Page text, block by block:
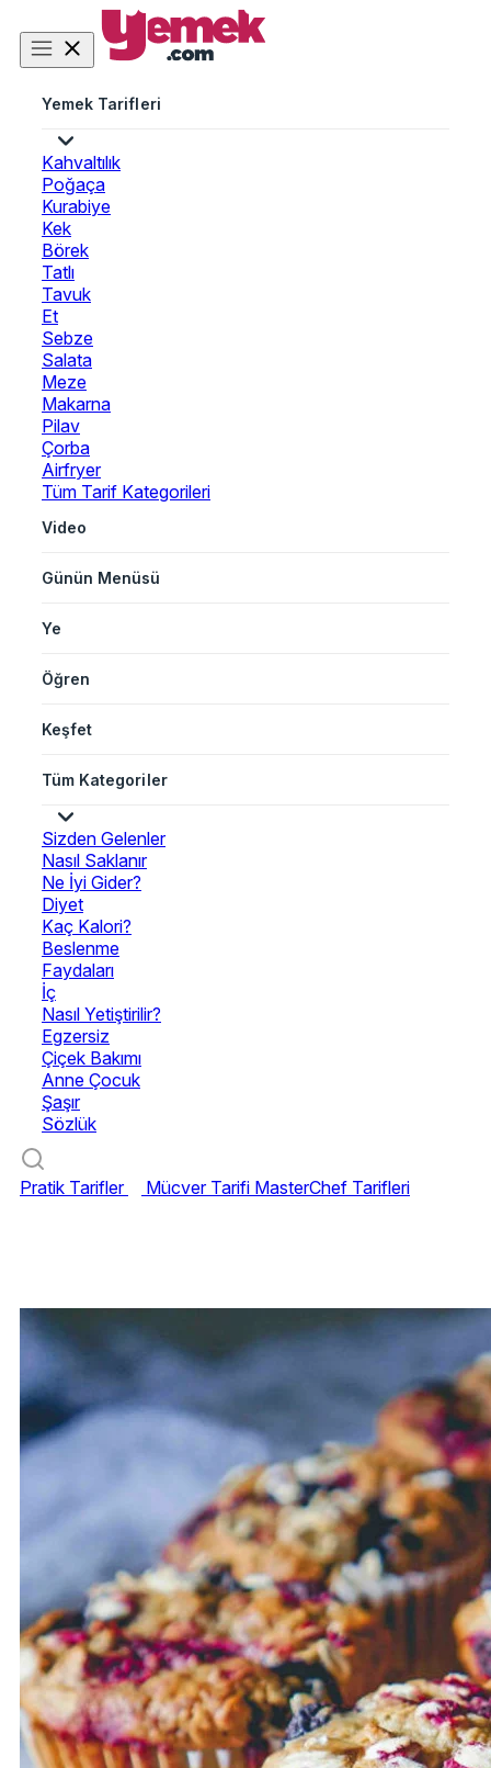
Yemek Tarifleri
Kahvaltılık
Poğaça
Kurabiye
Kek
Börek
Tatlı
Tavuk
Et
Sebze
Salata
Meze
Makarna
Pilav
Çorba
Airfryer
Tüm Tarif Kategorileri
Video
Günün Menüsü
Ye
Öğren
Keşfet
Tüm Kategoriler
Sizden Gelenler
Nasıl Saklanır
Ne İyi Gider?
Diyet
Kaç Kalori?
Beslenme
Faydaları
İç
Nasıl Yetiştirilir?
Egzersiz
Çiçek Bakımı
Anne Çocuk
Şaşır
Sözlük
Pratik Tarifler Mücver Tarifi MasterChef Tarifleri